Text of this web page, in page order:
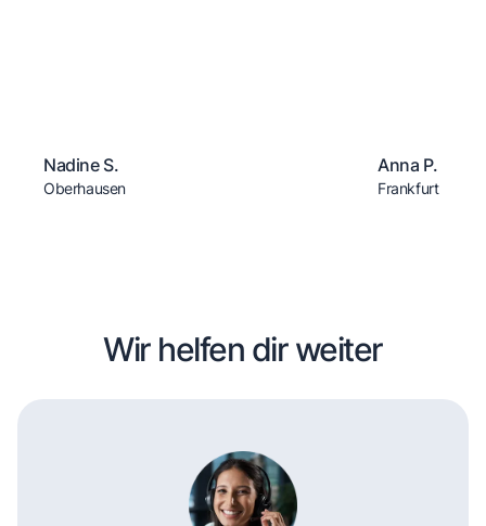
Nadine S.
Oberhausen
Anna P.
Frankfurt
Wir helfen dir weiter